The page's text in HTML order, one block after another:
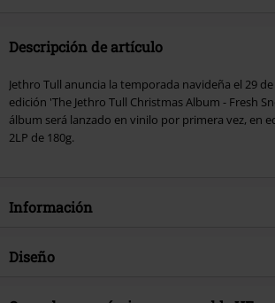
Descripción de artículo
Jethro Tull anuncia la temporada navideña el 29
edición 'The Jethro Tull Christmas Album - Fresh
álbum será lanzado en vinilo por primera vez, en
2LP de 180g.
Información
Artículo no.
Diseño
Tipo de producto
LP